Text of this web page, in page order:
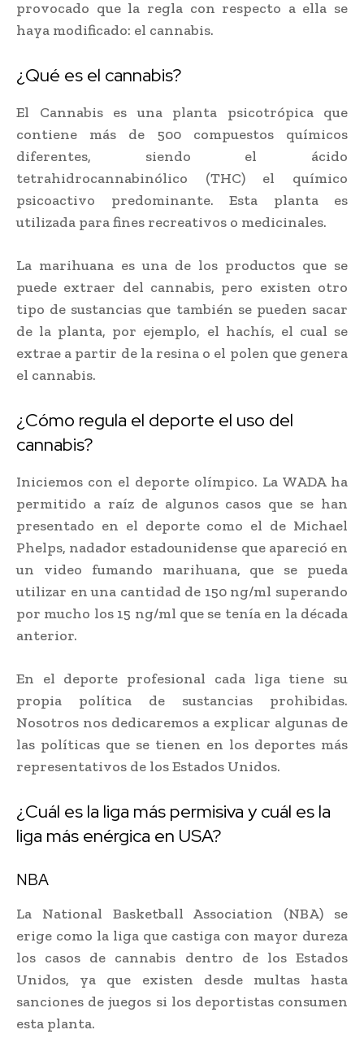
provocado que la regla con respecto a ella se
haya modificado: el cannabis.
¿Qué es el cannabis?
El Cannabis es una planta psicotrópica que
contiene más de 500 compuestos químicos
diferentes, siendo el ácido
tetrahidrocannabinólico (THC) el químico
psicoactivo predominante. Esta planta es
utilizada para fines recreativos o medicinales.
La marihuana es una de los productos que se
puede extraer del cannabis, pero existen otro
tipo de sustancias que también se pueden sacar
de la planta, por ejemplo, el hachís, el cual se
extrae a partir de la resina o el polen que genera
el cannabis.
¿Cómo regula el deporte el uso del
cannabis?
Iniciemos con el deporte olímpico. La WADA ha
permitido a raíz de algunos casos que se han
presentado en el deporte como el de Michael
Phelps, nadador estadounidense que apareció en
un video fumando marihuana, que se pueda
utilizar en una cantidad de 150 ng/ml superando
por mucho los 15 ng/ml que se tenía en la década
anterior.
En el deporte profesional cada liga tiene su
propia política de sustancias prohibidas.
Nosotros nos dedicaremos a explicar algunas de
las políticas que se tienen en los deportes más
representativos de los Estados Unidos.
¿Cuál es la liga más permisiva y cuál es la
liga más enérgica en USA?
NBA
La National Basketball Association (NBA) se
erige como la liga que castiga con mayor dureza
los casos de cannabis dentro de los Estados
Unidos, ya que existen desde multas hasta
sanciones de juegos si los deportistas consumen
esta planta.